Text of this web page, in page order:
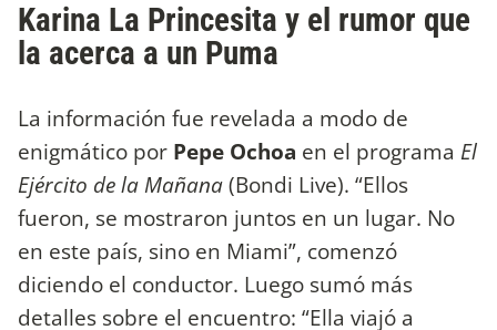
Karina La Princesita y el rumor que
la acerca a un Puma
La información fue revelada a modo de
enigmático por Pepe Ochoa en el programa El
Ejército de la Mañana(Bondi Live). “Ellos
fueron, se mostraron juntos en un lugar. No
en este país, sino en Miami”, comenzó
diciendo el conductor. Luego sumó más
detalles sobre el encuentro: “Ella viajó a